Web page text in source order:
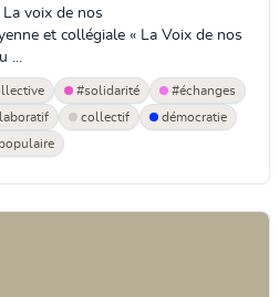
voix de nos
et collégiale « La Voix de nos
...
#solidarité
#échanges
collectif
démocratie